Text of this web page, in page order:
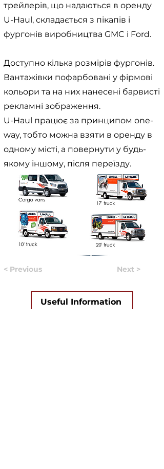
трейлерів, що надаються в оренду
U-Haul, складається з пікапів і
фургонів виробництва GMC і Ford.
Доступно кілька розмірів фургонів.
Вантажівки пофарбовані у фірмові
кольори та на них нанесені барвисті
рекламні зображення.
U-Haul працює за принципом оne-
way, тобто можна взяти в оренду в
одному місті, а повернути у будь-
якому іншому, після переїзду.
< Previous Next >
Useful Information